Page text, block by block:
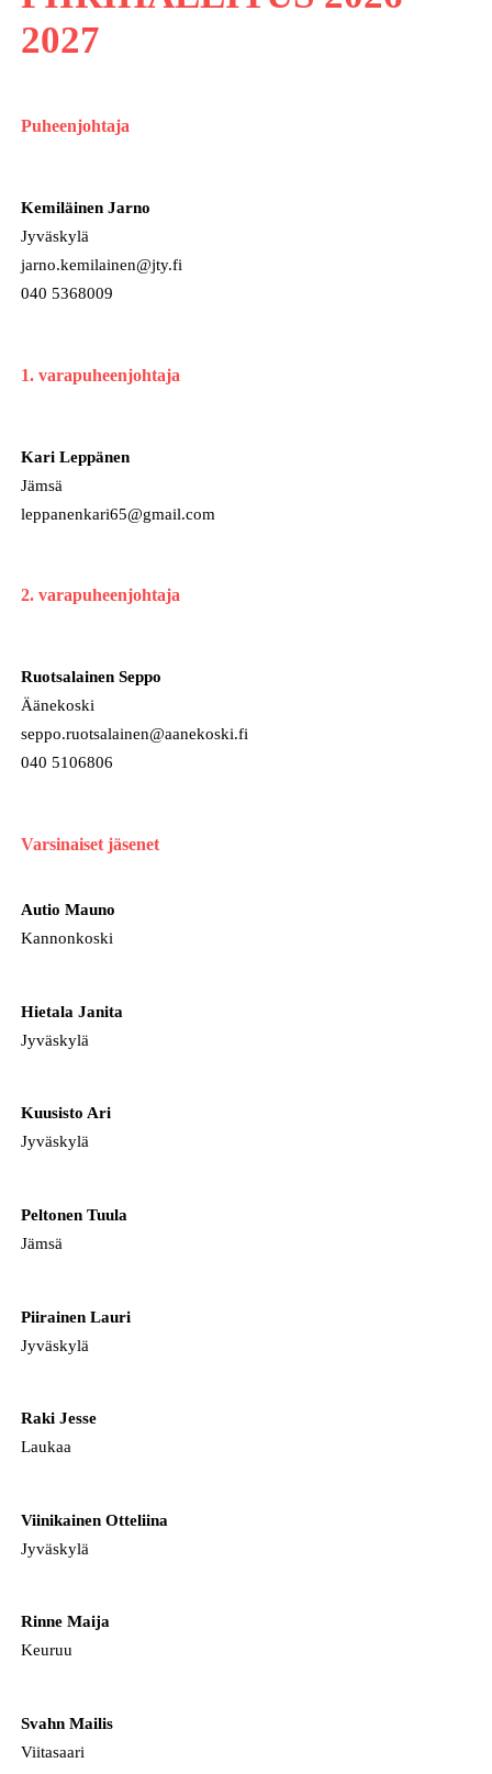
2027
Puheenjohtaja
Kemiläinen Jarno
Jyväskylä
jarno.kemilainen@jty.fi
040 5368009
1. varapuheenjohtaja
Kari Leppänen
Jämsä
leppanenkari65@gmail.com
2. varapuheenjohtaja
Ruotsalainen Seppo
Äänekoski
seppo.ruotsalainen@aanekoski.fi
040 5106806
Varsinaiset jäsenet
Autio Mauno
Kannonkoski
Hietala Janita
Jyväskylä
Kuusisto Ari
Jyväskylä
Peltonen Tuula
Jämsä
Piirainen Lauri
Jyväskylä
Raki Jesse
Laukaa
Viinikainen Otteliina
Jyväskylä
Rinne Maija
Keuruu
Svahn Mailis
Viitasaari